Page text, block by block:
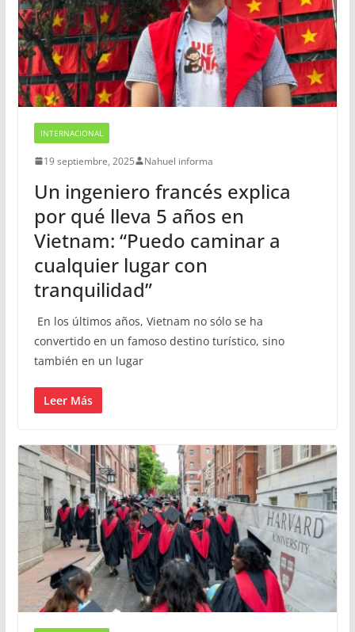
INTERNACIONAL
19 septiembre, 2025 Nahuel informa
Un ingeniero francés explica
por qué lleva 5 años en
Vietnam: “Puedo caminar a
cualquier lugar con
tranquilidad”
En los últimos años, Vietnam no sólo se ha
convertido en un famoso destino turístico, sino
también en un lugar
Leer Más